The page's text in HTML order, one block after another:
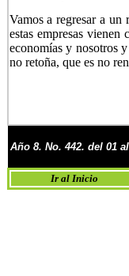
Vamos a regresar a un
estas empresas
economías y nosotros
no retoña, que es no
Año 8. No. 442. del 01
Ir al Inicio